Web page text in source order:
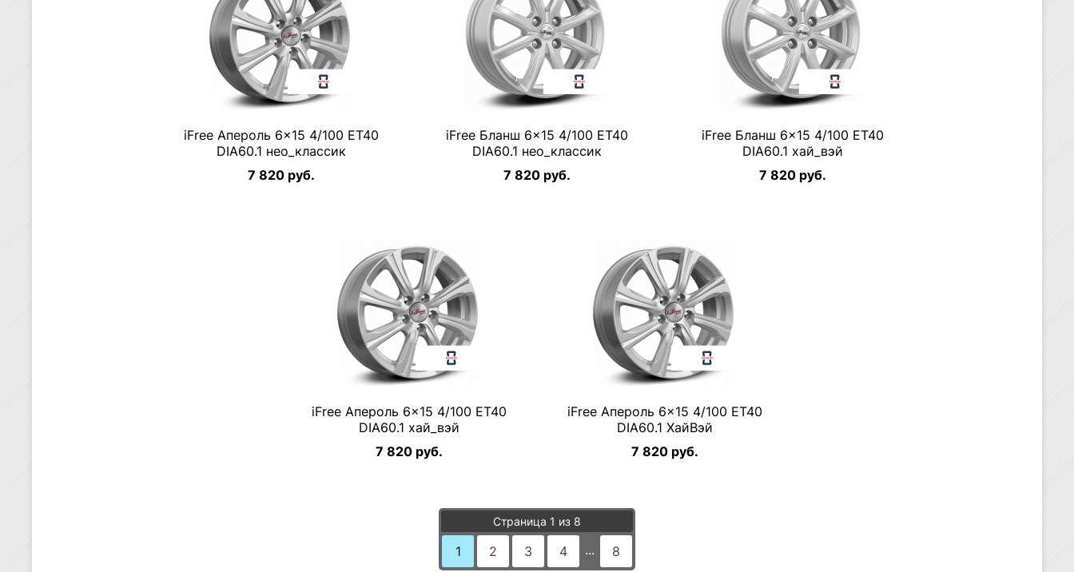
iFree Апероль 6×15 4/100 ET40
DIA60.1 нео_классик
7 820 руб.
iFree Бланш 6×15 4/100 ET40
DIA60.1 нео_классик
7 820 руб.
iFree Бланш 6×15 4/100 ET40
DIA60.1 хай_вэй
7 820 руб.
iFree Апероль 6×15 4/100 ET40
DIA60.1 хай_вэй
7 820 руб.
iFree Апероль 6×15 4/100 ET40
DIA60.1 ХайВэй
7 820 руб.
Страница 1 из 8
1 2 3 4 ... 8